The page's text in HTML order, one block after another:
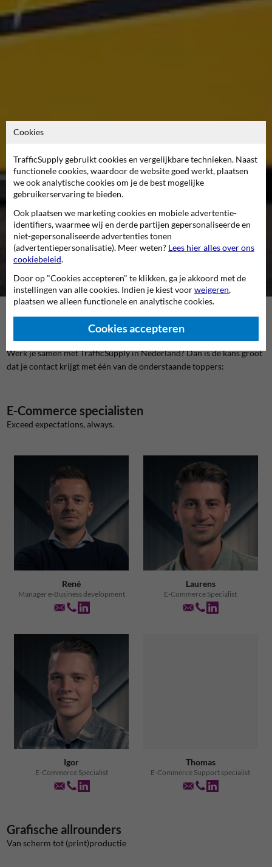
Team
TrafficSupply Nederland
Team TrafficSupply NL
Werk je samen met TrafficSupply in Nederland? Dan is de kans groot
dat je contact krijgt met één van de onderstaande toppers:
E-Commerce specialisten
Exceed expectations, always.
René
Manager e-Business development
Laurens
E-Commerce Specialist
Igor
E-Commerce Specialist
Thomas
E-Commerce Support specialist
Grafische allrounders
Van scherm tot (print)productie
Cookies
TrafficSupply gebruikt cookies en vergelijkbare technieken. Naast
functionele cookies, waardoor de website goed werkt, plaatsen
we ook analytische cookies om je de best mogelijke
gebruikerservaring te bieden.
Ook plaatsen we marketing cookies en mobiele advertentie-
identifiers, waarmee wij en derde partijen gepersonaliseerde en
niet-gepersonaliseerde advertenties tonen
(advertentiepersonalisatie). Meer weten? Lees hier alles over ons
cookiebeleid.
Door op "Cookies accepteren" te klikken, ga je akkoord met de
instellingen van alle cookies. Indien je kiest voorweigeren,
plaatsen we alleen functionele en analytische cookies.
Cookies accepteren